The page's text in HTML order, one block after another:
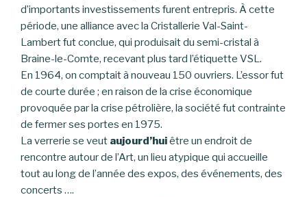
d’importants investissements furent entrepris. À cette
période, une alliance avec la Cristallerie Val-Saint-
Lambert fut conclue, qui produisait du semi-cristal à
Braine-le-Comte, recevant plus tard l’étiquette VSL.
En 1964, on comptait à nouveau 150 ouvriers. L’essor fut
de courte durée ; en raison de la crise économique
provoquée par la crise pétrolière, la société fut contrainte
de fermer ses portes en 1975.
La verrerie se veut aujourd’huiêtre un endroit de
rencontre autour de l’Art, un lieu atypique qui accueille
tout au long de l’année des expos, des événements, des
concerts ….